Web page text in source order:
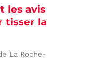
les avis
tisser la
La Roche-